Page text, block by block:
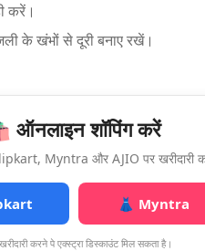
करें।
के खंभों से दूरी बनाए रखें।
शॉपिंग करें
Myntra और AJIO पर खरीदारी
👗 Myntra
करने पे एक्स्ट्रा डिस्काउंट मिल सकता है।